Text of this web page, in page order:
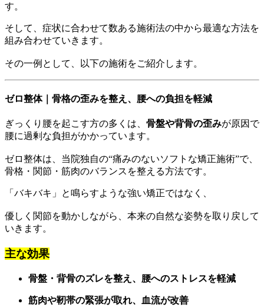
す。
そして、症状に合わせて数ある施術法の中から最適な方法を
組み合わせていきます。
その一例として、以下の施術をご紹介します。
ゼロ整体｜骨格の歪みを整え、腰への負担を軽減
ぎっくり腰を起こす方の多くは、 骨盤や背骨の歪みが原因で
腰に過剰な負担がかかっています。
ゼロ整体は、当院独自の“痛みのないソフトな矯正施術”で、
骨格・関節・筋肉のバランスを整える方法です。
「バキバキ」と鳴らすような強い矯正ではなく、
優しく関節を動かしながら、本来の自然な姿勢を取り戻して
いきます。
主な効果
骨盤・背骨のズレを整え、腰へのストレスを軽減
筋肉や靭帯の緊張が取れ、血流が改善